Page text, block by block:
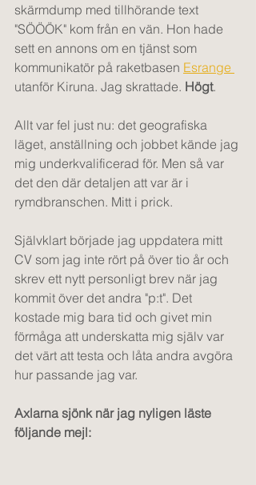
skärmdump med tillhörande text
"SÖÖÖK" kom från en vän. Hon hade
sett en annons om en tjänst som
kommunikatör på raketbasen Esrange
utanför Kiruna. Jag skrattade. Högt.
Allt var fel just nu: det geografiska
läget, anställning och jobbet kände jag
mig underkvalificerad för. Men så var
det den där detaljen att var är i
rymdbranschen. Mitt i prick.
Självklart började jag uppdatera mitt
CV som jag inte rört på över tio år och
skrev ett nytt personligt brev när jag
kommit över det andra "p:t". Det
kostade mig bara tid och givet min
förmåga att underskatta mig själv var
det värt att testa och låta andra avgöra
hur passande jag var.
Axlarna sjönk när jag nyligen läste
följande mejl: